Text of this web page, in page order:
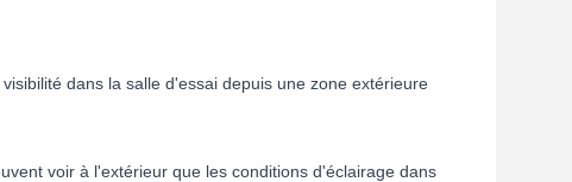
dans la salle d'essai depuis une zone extérieure
voir à l'extérieur que les conditions d'éclairage dans